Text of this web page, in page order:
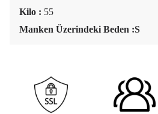
Kilo : 55
Manken Üzerindeki Beden :S